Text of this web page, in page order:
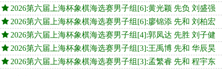
2026第六届上海杯象棋海选赛男子组[6]:黄光颖 先负 刘盛强
2026第六届上海杯象棋海选赛男子组[6]:廖锦添 先和 刘柏宏
2026第六届上海杯象棋海选赛男子组[4]:郭凤达 先胜 刘子健
2026第六届上海杯象棋海选赛男子组[3]:王禹博 先和 华辰昊
2026第六届上海杯象棋海选赛男子组[3]:孟繁睿 先和 程宇东